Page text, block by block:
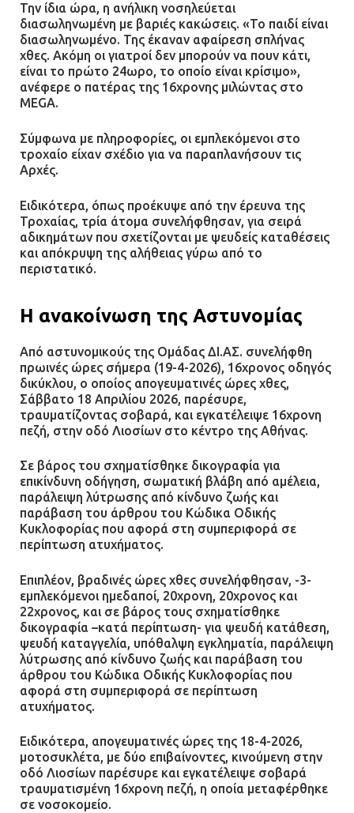
Την ίδια ώρα, η ανήλικη νοσηλεύεται
διασωληνωμένη με βαριές κακώσεις. «Το παιδί είναι
διασωληνωμένο. Της έκαναν αφαίρεση σπλήνας
χθες. Ακόμη οι γιατροί δεν μπορούν να πουν κάτι,
είναι το πρώτο 24ωρο, το οποίο είναι κρίσιμο»,
ανέφερε ο πατέρας της 16χρονης μιλώντας στο
MEGA.
Σύμφωνα με πληροφορίες, οι εμπλεκόμενοι στο
τροχαίο είχαν σχέδιο για να παραπλανήσουν τις
Αρχές.
Ειδικότερα, όπως προέκυψε από την έρευνα της
Τροχαίας, τρία άτομα συνελήφθησαν, για σειρά
αδικημάτων που σχετίζονται με ψευδείς καταθέσεις
και απόκρυψη της αλήθειας γύρω από το
περιστατικό.
Η ανακοίνωση της Αστυνομίας
Από αστυνομικούς της Ομάδας ΔΙ.ΑΣ. συνελήφθη
πρωινές ώρες σήμερα (19-4-2026), 16χρονος οδηγός
δικύκλου, ο οποίος απογευματινές ώρες χθες,
Σάββατο 18 Απριλίου 2026, παρέσυρε,
τραυματίζοντας σοβαρά, και εγκατέλειψε 16χρονη
πεζή, στην οδό Λιοσίων στο κέντρο της Αθήνας.
Σε βάρος του σχηματίσθηκε δικογραφία για
επικίνδυνη οδήγηση, σωματική βλάβη από αμέλεια,
παράλειψη λύτρωσης από κίνδυνο ζωής και
παράβαση του άρθρου του Κώδικα Οδικής
Κυκλοφορίας που αφορά στη συμπεριφορά σε
περίπτωση ατυχήματος.
Επιπλέον, βραδινές ώρες χθες συνελήφθησαν, -3-
εμπλεκόμενοι ημεδαποί, 20χρονη, 20χρονος και
22χρονος, και σε βάρος τους σχηματίσθηκε
δικογραφία –κατά περίπτωση- για ψευδή κατάθεση,
ψευδή καταγγελία, υπόθαλψη εγκληματία, παράλειψη
λύτρωσης από κίνδυνο ζωής και παράβαση του
άρθρου του Κώδικα Οδικής Κυκλοφορίας που
αφορά στη συμπεριφορά σε περίπτωση
ατυχήματος.
Ειδικότερα, απογευματινές ώρες της 18-4-2026,
μοτοσυκλέτα, με δύο επιβαίνοντες, κινούμενη στην
οδό Λιοσίων παρέσυρε και εγκατέλειψε σοβαρά
τραυματισμένη 16χρονη πεζή, η οποία μεταφέρθηκε
σε νοσοκομείο.